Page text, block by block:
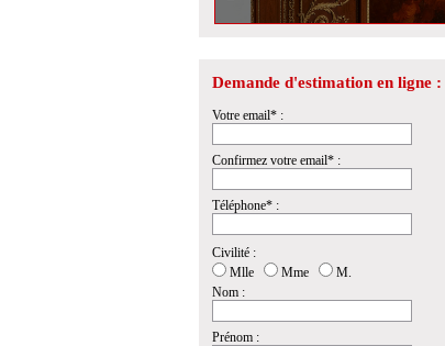
Demande d'estimation en ligne :
Votre email* :
Confirmez votre email* :
Téléphone* :
Civilité :
Mlle
Mme
M.
Nom :
Prénom :